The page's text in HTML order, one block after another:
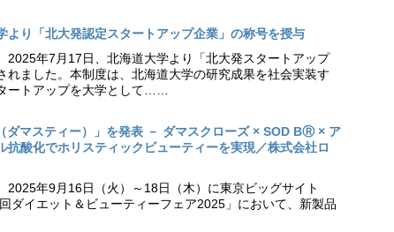
より「北大発認定スタートアップ企業」の称号を授与
2025年7月17日、北海道大学より「北大発スタートアップ
れました。本制度は、北海道大学の研究成果を社会実装す
ートアップを大学として……
ダマスティー）」を発表 － ダマスクローズ × SOD BⓇ × ア
抗酸化でホリスティックビューティーを実現／株式会社ロ
2025年9月16日（火）～18日（木）に東京ビッグサイト
ダイエット＆ビューティーフェア2025」において、新製品